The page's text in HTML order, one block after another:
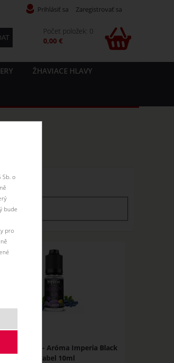
ŽHAVIACE HLAVY
Prihlásiť sa Zaregistrovať sa
Počet položek: 0
0,00 €
ČUČORIEDKA - Aróma Imperia Black
Label 10ml
o
bude
pro